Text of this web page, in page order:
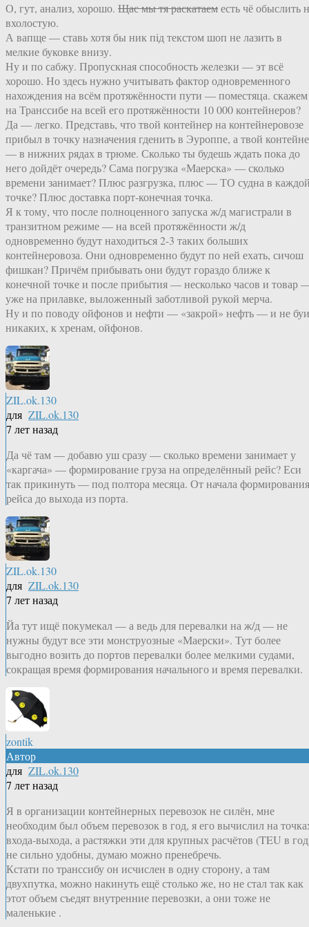
О, гут, анализ, хорошо. Щас мы тя раскатаеместь чё обыслить
вхолостую.
А вапще — ставь хотя бы ник пiд текстом шоп не лазить в
мелкие буковке внизу.
Ну и по сабжу. Пропускная способность железки — эт всё
хорошо. Но здесь нужно учитывать фактор одновременного
нахождения на всём протяжённости пути — поместяца. скажем
на Транссибе на всей его протяжённости 10 000 контейнеров?
Да — легко. Представь, что твой контейнер на контейнеровозе
прибыл в точку назначения гденить в Эуроппе, а твой
— в нижних рядах в трюме. Сколько ты будешь ждать пока до
него дойдёт очередь? Сама погрузка «Маерска» — сколько
времени занимает? Плюс разгрузка, плюс — ТО судна в
точке? Плюс доставка порт-конечная точка.
Я к тому, что после полноценного запуска ж/д магистрали в
транзитном режиме — на всей протяжённости ж/д
одновременно будут находиться 2-3 таких больших
контейнеровоза. Они одновременно будут по ней ехать, сичош
фишкан? Причём прибывать они будут гораздо ближе к
конечной точке и после прибытия — несколько часов и товар
уже на прилавке, выложенный заботливой рукой мерча.
Ну и по поводу ойфонов и нефти — «закрой» нефть — и не
никаких, к хренам, ойфонов.
ZIL.ok.130
для ZIL.ok.130
7 лет назад
Да чё там — добавю уш сразу — сколько времени занимает у
«каргача» — формирование груза на определённый рейс? Еси
так прикинуть — под полтора месяца. От начала формирования
рейса до выхода из порта.
ZIL.ok.130
для ZIL.ok.130
7 лет назад
Йа тут ищё покумекал — а ведь для перевалки на ж/д — не
нужны будут все эти монструозные «Маерски». Тут более
выгодно возить до портов перевалки более мелкими судами,
сокращая время формирования начального и время перевалки.
zontik
Автор
для ZIL.ok.130
7 лет назад
Я в организации контейнерных перевозок не силён, мне
необходим был объем перевозок в год, я его вычислил на
входа-выхода, а растяжки эти для крупных расчётов (TEU в
не сильно удобны, думаю можно пренебречь.
Кстати по транссибу он исчислен в одну сторону, а там
двухпутка, можно накинуть ещё столько же, но не стал так как
этот объем съедят внутренние перевозки, а они тоже не
маленькие .